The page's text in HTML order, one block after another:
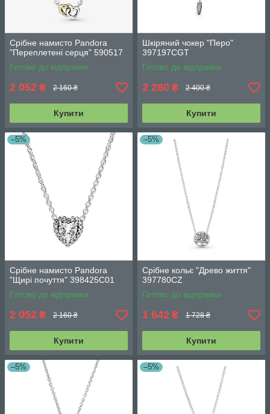
Срібне намисто Pandora
"Переплетені серця" 590517
Готово до відправки
2 052 ₴ 2 160 ₴
Купити
Шкіряний чокер "Перо"
397197CGT
Готово до відправки
2 280 ₴ 2 400 ₴
Купити
–5%
Срібне намисто Pandora
"Щирі почуття" 398425C01
Готово до відправки
2 052 ₴ 2 160 ₴
Купити
–5%
Срібне кольє "Древо життя"
397780CZ
Готово до відправки
1 642 ₴ 1 728 ₴
Купити
–5% –5%